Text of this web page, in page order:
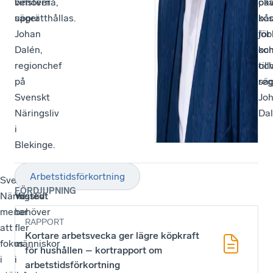
säger
Johan
Dalén,
regionchef
på
Svenskt
Näringsliv
i
Blekinge.
upprätthållas.
för
Svenskt
Näringsliv
menar
att
fokus
i
–
Vi
behöver
fler
människor
i
Susanne
Ydstedt
Arbetstidsförkortning
FÖRDJUPNING
RAPPORT
Kortare arbetsvecka ger lägre köpkraft
för hushållen – kortrapport om
arbetstidsförkortning